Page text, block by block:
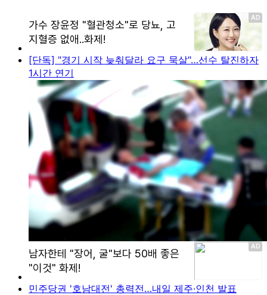
[단독] "경기 시작 늦춰달라 요구 묵살"…선수 탈진하자
1시간 연기
민주당권 '호남대전' 총력전…내일 제주·인천 발표